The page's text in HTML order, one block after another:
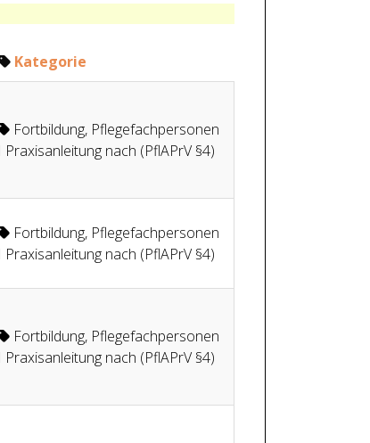
Kategorie
Fortbildung, Pflegefachpersonen
I Praxisanleitung nach (PflAPrV §4)
Fortbildung, Pflegefachpersonen
I Praxisanleitung nach (PflAPrV §4)
Fortbildung, Pflegefachpersonen
I Praxisanleitung nach (PflAPrV §4)